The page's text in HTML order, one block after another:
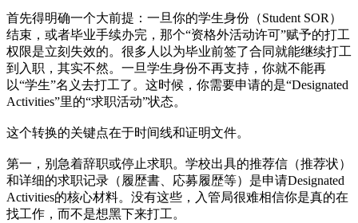
首先得明确一个大前提：一旦你的学生身份（Student SOR）
结束，或者毕业手续办完，那个“资格外活动许可”赋予的打工
权限是立刻失效的。很多人以为毕业前签了合同就能继续打工
到入职，其实不然。一旦学生身份不再支持，你就不能再
以“学生”名义去打工了。这时候，你需要申请的是“Designated
Activities”里的“求职活动”状态。
这个转换的关键点在于时间线和证明文件。
第一，别急着辞职或停止求职。学校出具的推荐信（推荐状）
和详细的求职记录（履歴書、応募履歴等）是申请Designated
Activities的核心材料。没有这些，入管局很难相信你是真的在
找工作，而不是想黑下来打工。